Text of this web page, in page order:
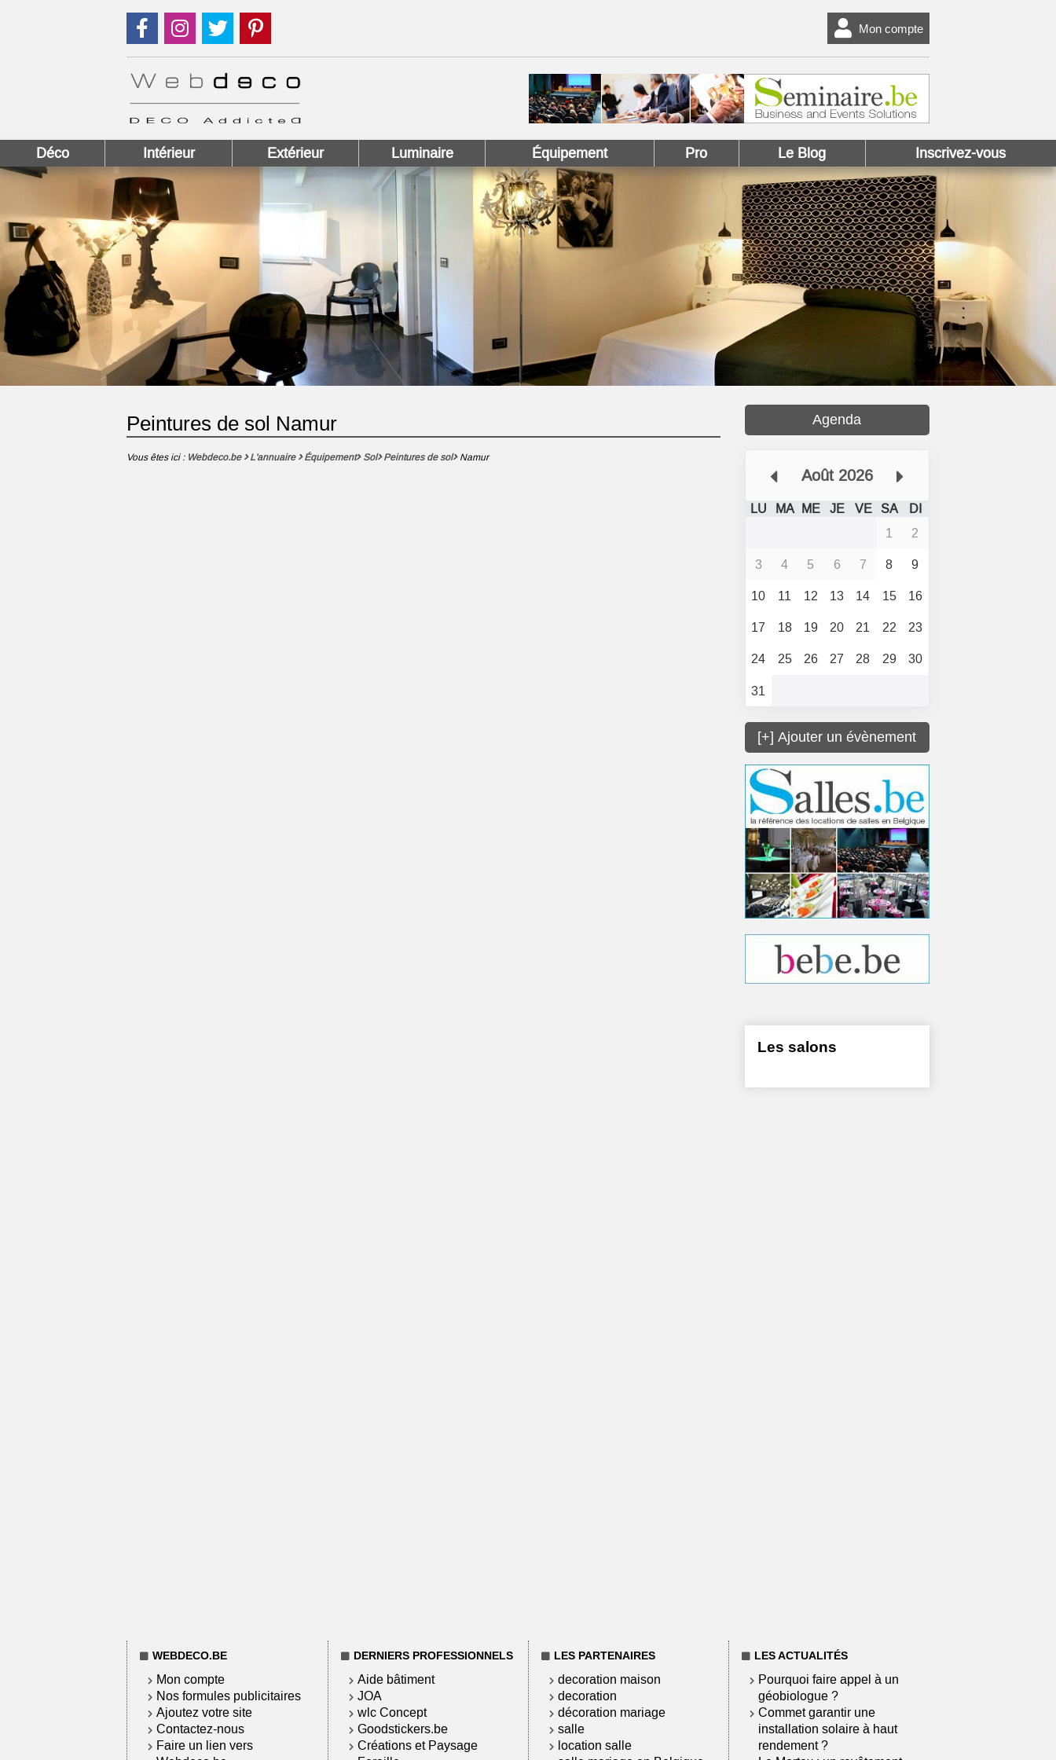
Suivez nous sur Facebook !
Suivez nous sur Instagram !
Suivez nous sur Twitter ! Mon compte
Déco Intérieur Extérieur Luminaire Équipement Pro Le Blog Inscrivez-vous
Peintures de sol Namur
Vous êtes ici : Webdeco.be L'annuaire Équipement Sol Peintures de sol Namur
Agenda
Août 2026
LU MA ME JE VE SA
DI
1
2
3
4 5 6 7 8
9
10
11 12 13 14 15
16
17
18 19 20 21 22
23
24
25 26 27 28 29
30
31
[+] Ajouter un évènement
Les salons
WEBDECO.BE
Mon compte
Nos formules publicitaires
Ajoutez votre site
Contactez-nous
Faire un lien vers
DERNIERS PROFESSIONNELS
Aide bâtiment
JOA
wlc Concept
Goodstickers.be
Créations et Paysage
LES PARTENAIRES
decoration maison
decoration
décoration mariage
salle
location salle
LES ACTUALITÉS
Pourquoi faire appel à un
géobiologue ?
Commet garantir une
installation solaire à haut
rendement ?